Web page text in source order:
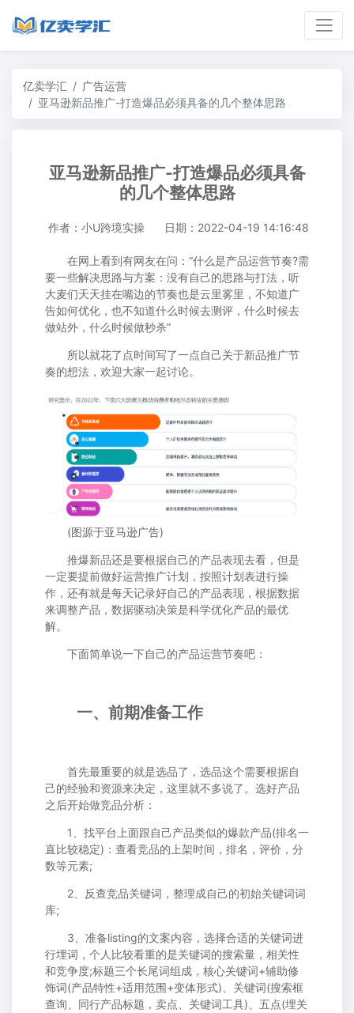
亿卖学汇
广告运营
亚马逊新品推广-打造爆品必须具备的几个整体思路
亚马逊新品推广-打造爆品必须具备
的几个整体思路
作者：小U跨境实操 日期：2022-04-19 14:16:48
在网上看到有网友在问：“什么是产品运营节奏?需
要一些解决思路与方案：没有自己的思路与打法，听
大麦们天天挂在嘴边的节奏也是云里雾里，不知道广
告如何优化，也不知道什么时候去测评，什么时候去
做站外，什么时候做秒杀”
所以就花了点时间写了一点自己关于新品推广节
奏的想法，欢迎大家一起讨论。
(图源于亚马逊广告)
推爆新品还是要根据自己的产品表现去看，但是
一定要提前做好运营推广计划，按照计划表进行操
作，还有就是每天记录好自己的产品表现，根据数据
来调整产品，数据驱动决策是科学优化产品的最优
解。
下面简单说一下自己的产品运营节奏吧：
一、前期准备工作
首先最重要的就是选品了，选品这个需要根据自
己的经验和资源来决定，这里就不多说了。选好产品
之后开始做竞品分析：
1、找平台上面跟自己产品类似的爆款产品(排名一
直比较稳定)：查看竞品的上架时间，排名，评价，分
数等元素;
2、反查竞品关键词，整理成自己的初始关键词词
库;
3、准备listing的文案内容，选择合适的关键词进
行埋词，个人比较看重的是关键词的搜索量，相关性
和竞争度;标题三个长尾词组成，核心关键词+辅助修
饰词(产品特性+适用范围+变体形式)、关键词(搜索框
查询、同行产品标题，卖点、关键词工具)、五点(埋关